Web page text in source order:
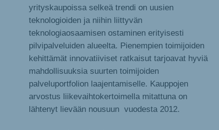
yrityskaupoissa selkeä trendi on uusien
teknologioiden ja niihin liittyvän
teknologiaosaamisen ostaminen erityisesti
pilvipalveluiden alueelta. Pienempien toimijoiden
kehittämät innovatiiviset ratkaisut tarjoavat hyviä
mahdollisuuksia suurten toimijoiden
palveluportfolion laajentamiselle. Kauppojen
arvostus liikevaihtokertoimella mitattuna on
lähtenyt lievään nousuun vuodesta 2012.